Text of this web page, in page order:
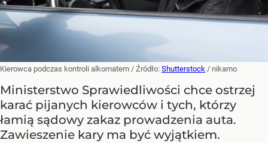
Kierowca podczas kontroli alkomatem / Źródło: Shutterstock / nikamo
Ministerstwo Sprawiedliwości chce ostrzej
karać pijanych kierowców i tych, którzy
łamią sądowy zakaz prowadzenia auta.
Zawieszenie kary ma być wyjątkiem.